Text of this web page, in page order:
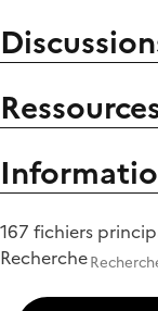
167 fichiers
Recherche